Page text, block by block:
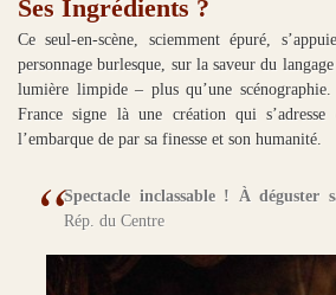
Ses Ingrédients ?
Ce seul-en-scène, sciemment épuré,
personnage burlesque, sur la saveur du
lumière limpide – plus qu’une
France signe là une création qui
l’embarque de par sa finesse et son humanité.
Spectacle inclassable ! À déguster
Rép. du Centre